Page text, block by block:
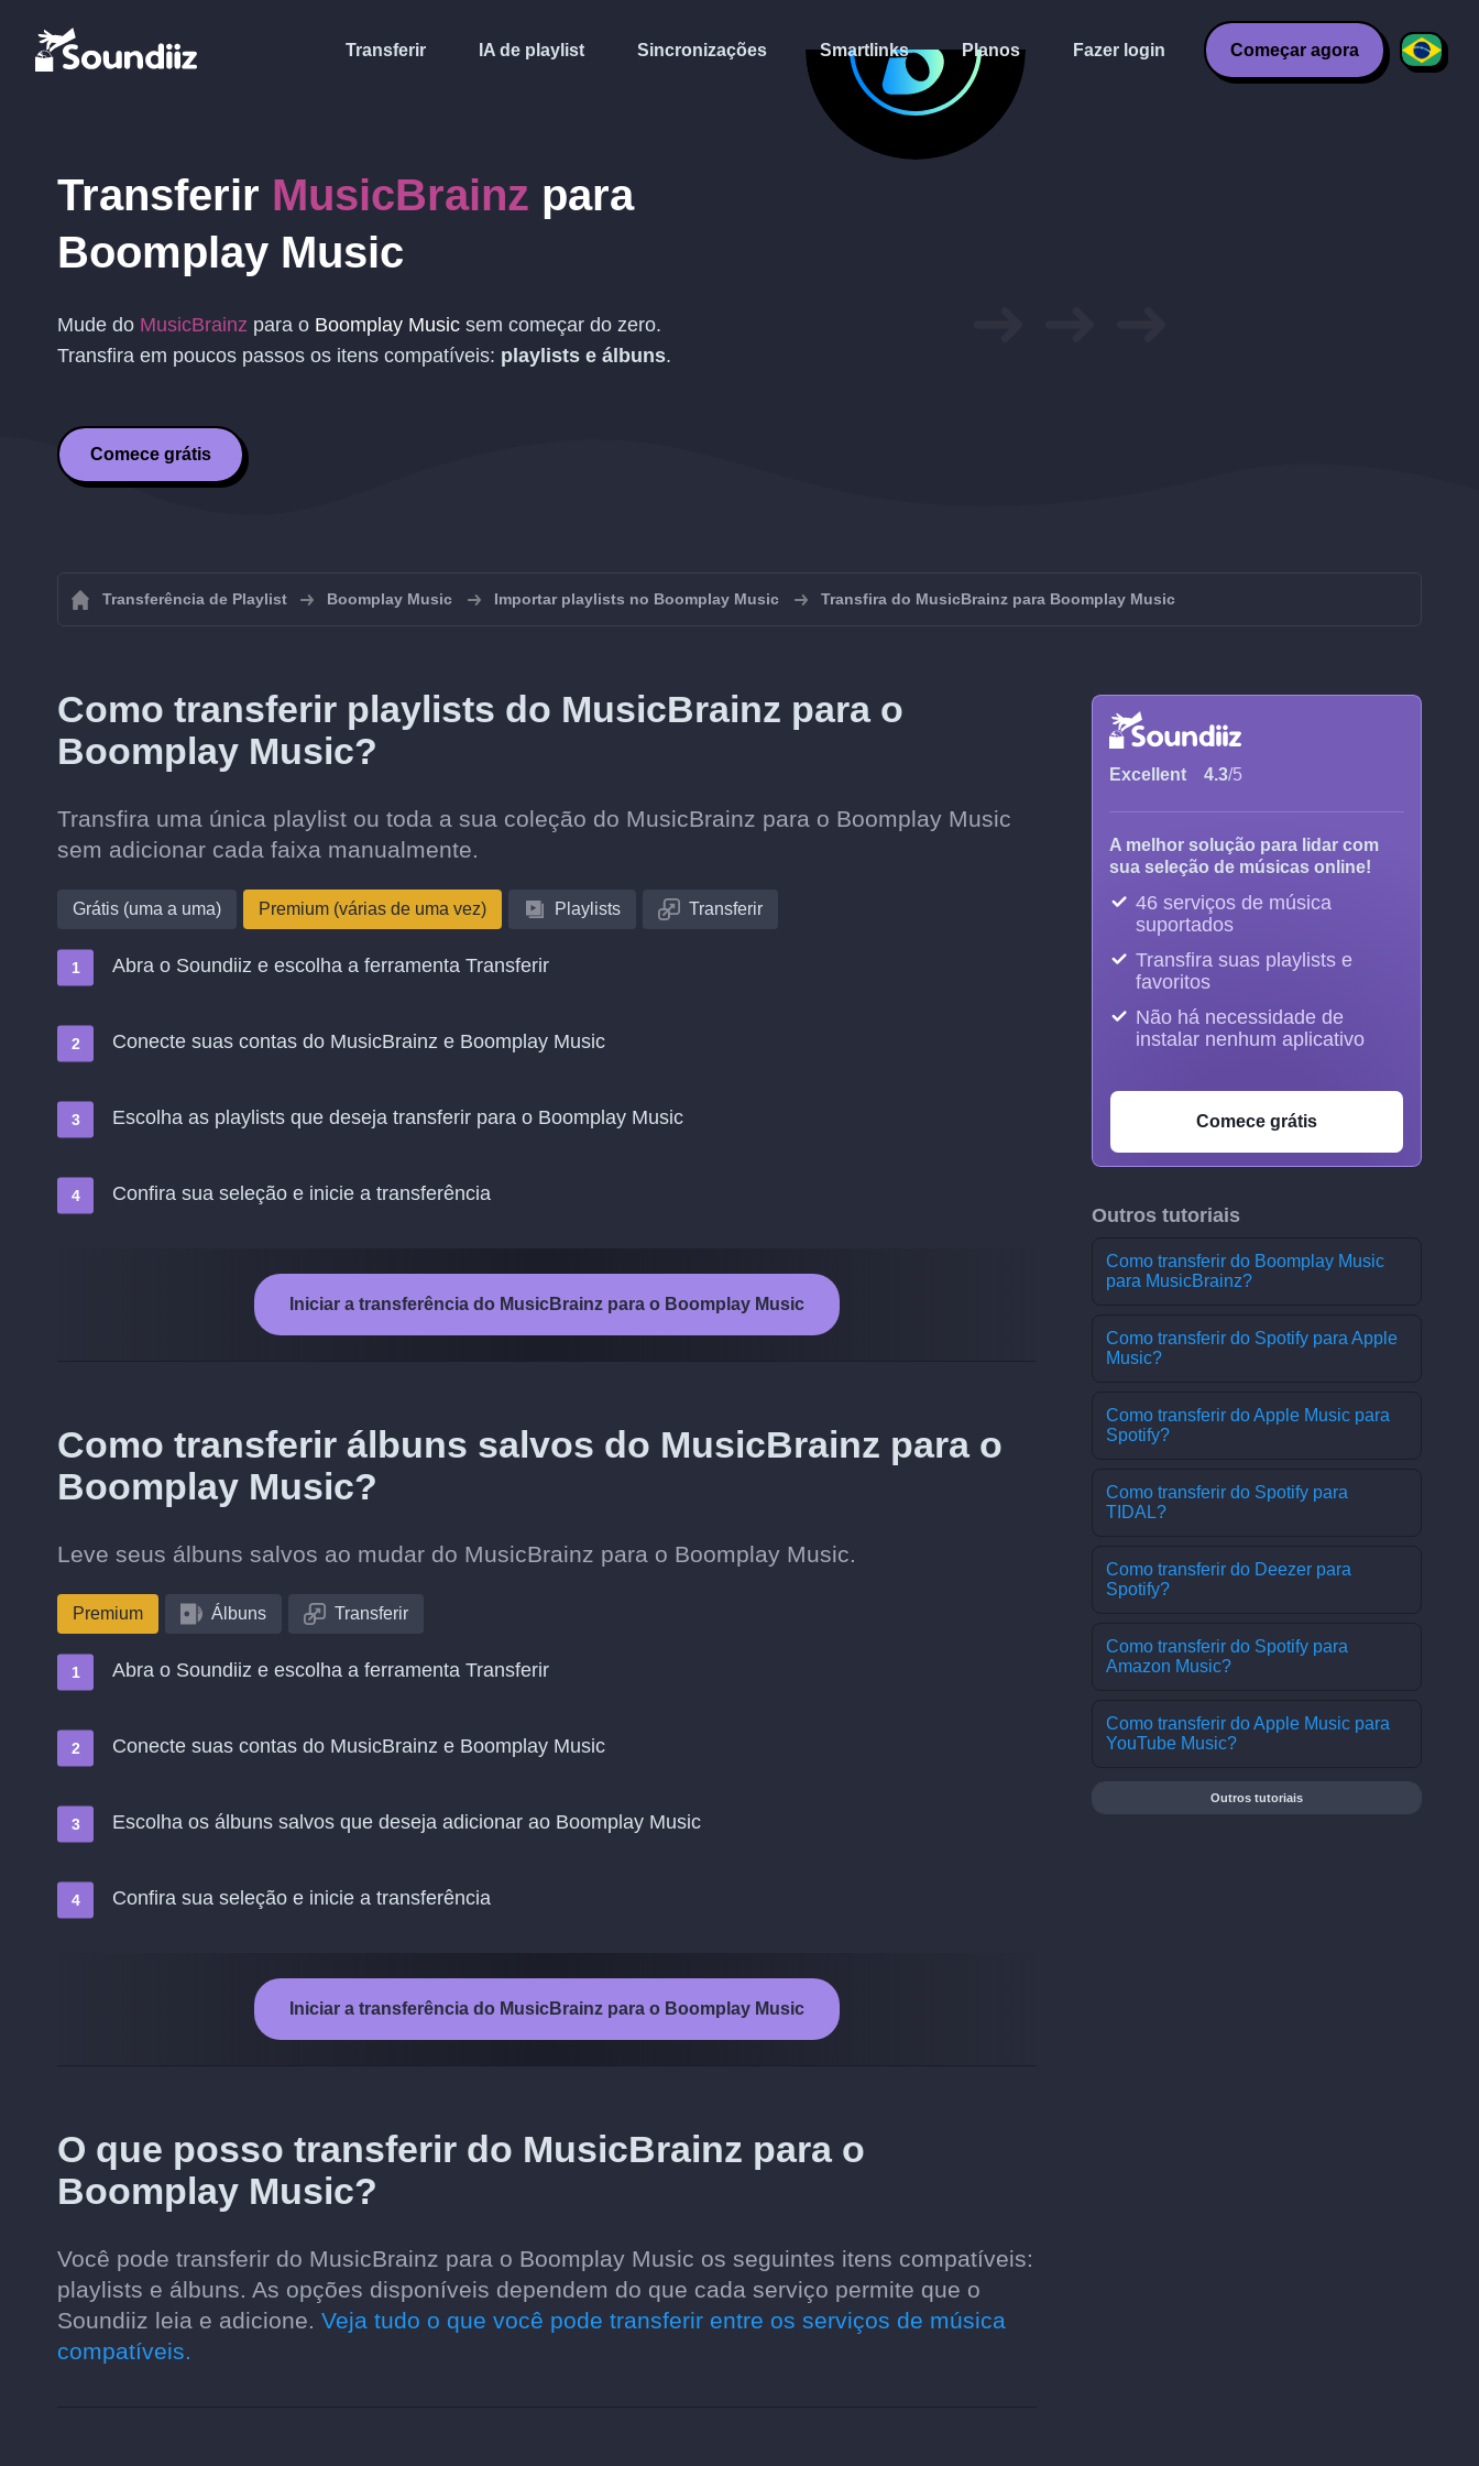
Transferir IA de playlist Sincronizações Smartlinks Planos Fazer login Começar agora
Transferir MusicBrainz para
Boomplay Music
Mude do MusicBrainz para o Boomplay Music sem começar do zero.
Transfira em poucos passos os itens compatíveis: playlists e álbuns.
Comece grátis
Transferência de Playlist Boomplay Music Importar playlists no Boomplay Music Transfira do MusicBrainz para Boomplay Music
Como transferir playlists do MusicBrainz para o
Boomplay Music?
Transfira uma única playlist ou toda a sua coleção do MusicBrainz para o Boomplay Music
sem adicionar cada faixa manualmente.
Grátis (uma a uma) Premium (várias de uma vez) Playlists Transferir
Abra o Soundiiz e escolha a ferramenta Transferir
Conecte suas contas do MusicBrainz e Boomplay Music
Escolha as playlists que deseja transferir para o Boomplay Music
Confira sua seleção e inicie a transferência
Iniciar a transferência do MusicBrainz para o Boomplay Music
Como transferir álbuns salvos do MusicBrainz para o
Boomplay Music?
Leve seus álbuns salvos ao mudar do MusicBrainz para o Boomplay Music.
Premium Álbuns Transferir
Abra o Soundiiz e escolha a ferramenta Transferir
Conecte suas contas do MusicBrainz e Boomplay Music
Escolha os álbuns salvos que deseja adicionar ao Boomplay Music
Confira sua seleção e inicie a transferência
Iniciar a transferência do MusicBrainz para o Boomplay Music
O que posso transferir do MusicBrainz para o
Boomplay Music?
Você pode transferir do MusicBrainz para o Boomplay Music os seguintes itens compatíveis:
playlists e álbuns. As opções disponíveis dependem do que cada serviço permite que o
Soundiiz leia e adicione. Veja tudo o que você pode transferir entre os serviços de música
compatíveis.
Excellent 4.3/5
A melhor solução para lidar com
sua seleção de músicas online!
46 serviços de música
suportados
Transfira suas playlists e
favoritos
Não há necessidade de
instalar nenhum aplicativo
Comece grátis
Outros tutoriais
Como transferir do Boomplay Music
para MusicBrainz?
Como transferir do Spotify para Apple
Music?
Como transferir do Apple Music para
Spotify?
Como transferir do Spotify para
TIDAL?
Como transferir do Deezer para
Spotify?
Como transferir do Spotify para
Amazon Music?
Como transferir do Apple Music para
YouTube Music?
Outros tutoriais